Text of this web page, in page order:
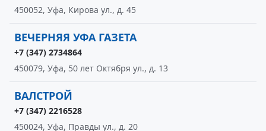
450052, Уфа, Кирова ул., д. 45
ВЕЧЕРНЯЯ УФА ГАЗЕТА
+7 (347) 2734864
450079, Уфа, 50 лет Октября ул., д. 13
ВАЛСТРОЙ
+7 (347) 2216528
450024, Уфа, Правды ул., д. 20